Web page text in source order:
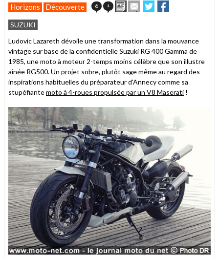
Horizons Découverte 6 + ImprimerEnvoyer
cet
un
ami
Partager
sur
sur
SUZUKI
Ludovic Lazareth dévoile une transformation dans la mouvance
vintage sur base de la confidentielle Suzuki RG 400 Gamma de
1985, une moto à moteur 2-temps moins célèbre que son illustre
aînée RG500. Un projet sobre, plutôt sage même au regard des
inspirations habituelles du préparateur d'Annecy comme sa
stupéfiantemoto à 4-roues propulsée par un V8 Maserati !